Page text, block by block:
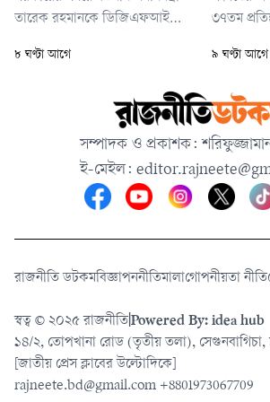
তারেক রহমানকে ডিজিএফআইয়ের
ইন্টারোগেশন সেলে (জেআইসি)
বলেছেন আন্তর্জাতিক অপরাধ
ট্রাইব্যুনালের চিফ প্রসিকিউটর মো.
আমিনুল ইসলাম।
৮ ঘণ্টা আগে
৩৭তম
এসব কথা
৯ ঘণ্টা আগে
সম্পাদক ও প্রকাশক:
ই-মেইল:
রাজনীতি ডটকমবিজ্ঞাপননীতিমালাগোপনীয়তা নীতি
স্বত্ব © ২০২৫ রাজনীতিPowered By: idea hub
১৪/২, তোপখানা রোড (তৃতীয় তলা),
[জাতীয় প্রেস ক্লাবের উল্টোদিকে]
rajneete.bd@gmail.com +8801973067709